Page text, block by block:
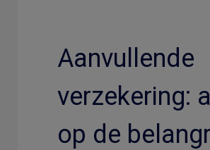
Aanvullende
verzekering:
op de